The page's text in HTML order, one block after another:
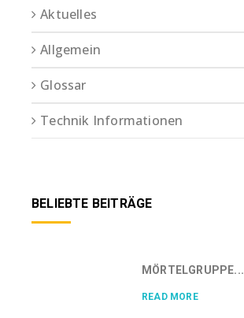
Aktuelles
Allgemein
Glossar
Technik Informationen
BELIEBTE BEITRÄGE
MÖRTELGRUPPE...
READ MORE